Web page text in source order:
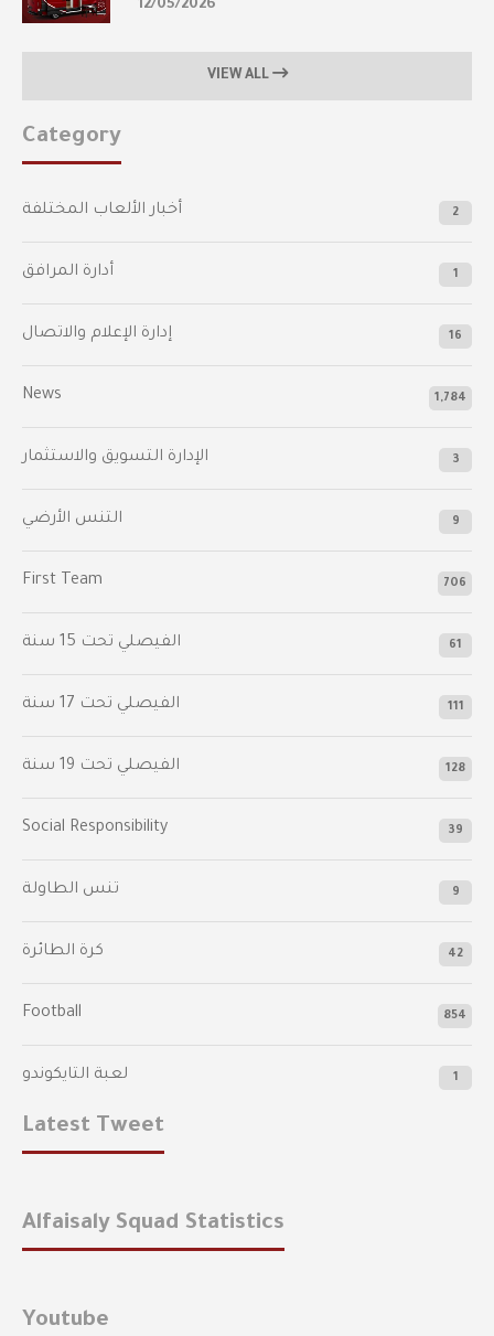
12/05/2026
VIEW ALL
Category
أخبار الألعاب المختلفة 2
أدارة المرافق 1
إدارة الإعلام والاتصال 16
News 1,784
الإدارة التسويق والاستثمار 3
التنس الأرضي 9
First Team 706
الفيصلي‬⁩ تحت 15 سنة 61
‫الفيصلي‬⁩ تحت 17 سنة 111
الفيصلي‬⁩ تحت 19 سنة 128
Social Responsibility 39
تنس الطاولة 9
كرة الطائرة 42
Football 854
لعبة التايكوندو 1
Latest Tweet
Alfaisaly Squad Statistics
Youtube